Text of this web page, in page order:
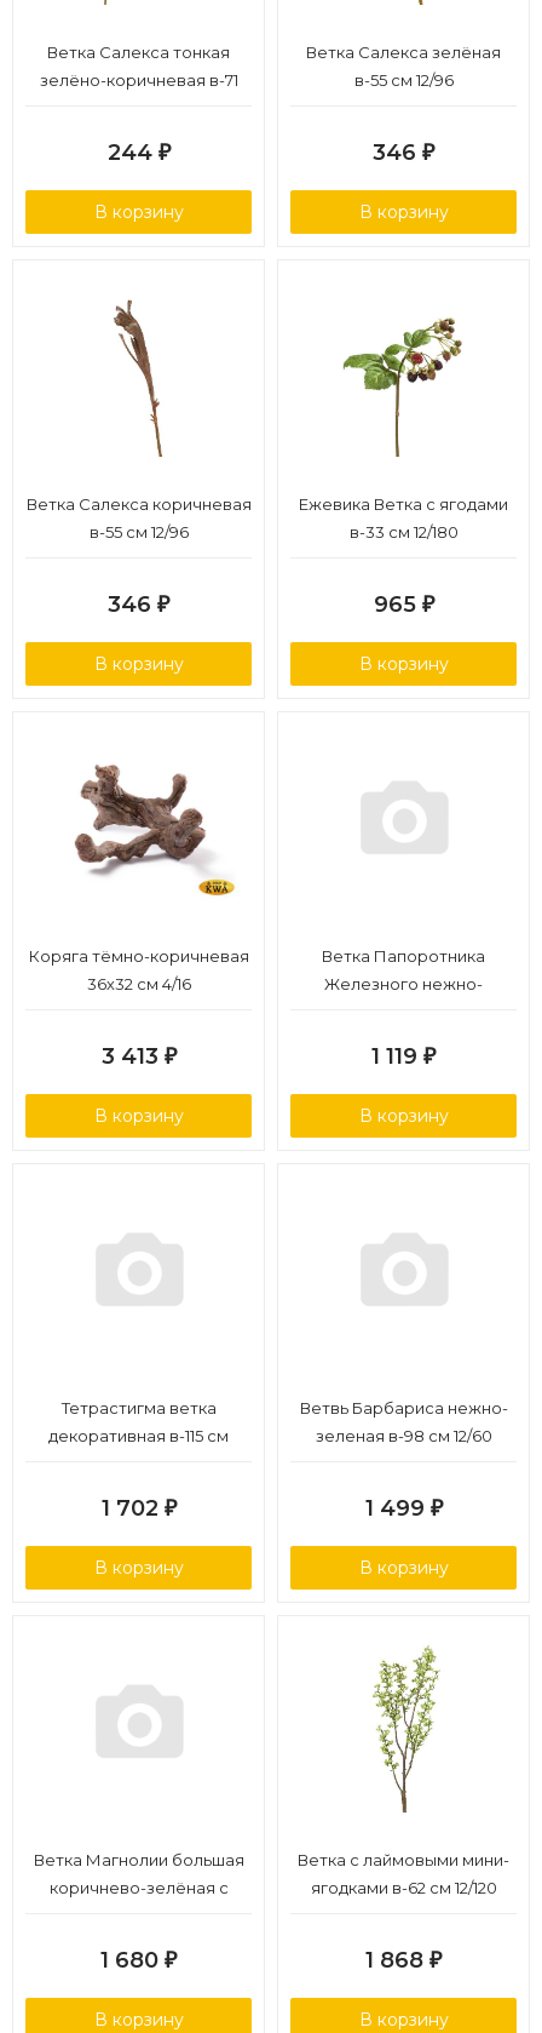
Ветка Салекса тонкая
зелёно-коричневая в-71
244 ₽
В корзину
Ветка Салекса зелёная
в-55 см 12/96
346 ₽
В корзину
Ветка Салекса коричневая
в-55 см 12/96
346 ₽
В корзину
Ежевика Ветка с ягодами
в-33 см 12/180
965 ₽
В корзину
Коряга тёмно-коричневая
36х32 см 4/16
3 413 ₽
В корзину
Ветка Папоротника
Железного нежно-
1 119 ₽
В корзину
Тетрастигма ветка
декоративная в-115 см
1 702 ₽
В корзину
Ветвь Барбариса нежно-
зеленая в-98 см 12/60
1 499 ₽
В корзину
Ветка Магнолии большая
коричнево-зелёная с
1 680 ₽
В корзину
Ветка с лаймовыми мини-
ягодками в-62 см 12/120
1 868 ₽
В корзину